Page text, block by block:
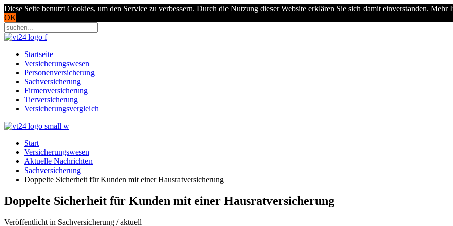
Diese Seite benutzt Cookies, um den Service zu verbessern. Durch die Nutzung dieser Website erklären Sie sich damit einverstanden. Mehr
OK
Startseite
Versicherungswesen
Personenversicherung
Sachversicherung
Firmenversicherung
Tierversicherung
Versicherungsvergleich
Start
Versicherungswesen
Aktuelle Nachrichten
Sachversicherung
Doppelte Sicherheit für Kunden mit einer Hausratversicherung
Doppelte Sicherheit für Kunden mit einer Hausratversicherung
Veröffentlicht in Sachversicherung / aktuell